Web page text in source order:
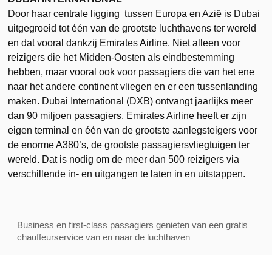
Door haar centrale ligging tussen Europa en Azië is Dubai
uitgegroeid tot één van de grootste luchthavens ter wereld
en dat vooral dankzij Emirates Airline. Niet alleen voor
reizigers die het Midden-Oosten als eindbestemming
hebben, maar vooral ook voor passagiers die van het ene
naar het andere continent vliegen en er een tussenlanding
maken. Dubai International (DXB) ontvangt jaarlijks meer
dan 90 miljoen passagiers. Emirates Airline heeft er zijn
eigen terminal en één van de grootste aanlegsteigers voor
de enorme A380’s, de grootste passagiersvliegtuigen ter
wereld. Dat is nodig om de meer dan 500 reizigers via
verschillende in- en uitgangen te laten in en uitstappen.
Business en first-class passagiers genieten van een gratis
chauffeurservice van en naar de luchthaven